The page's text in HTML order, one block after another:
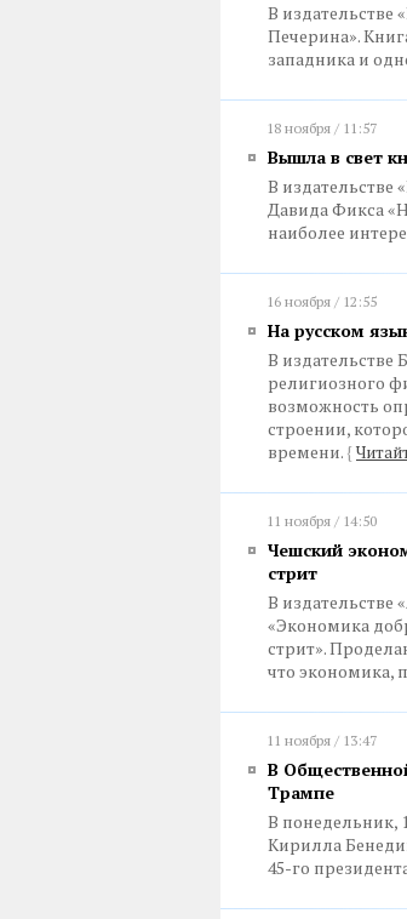
В издательстве
Печерина».
западника и
18 ноября / 11:57
Вышла в свет
В издательстве
Давида Фикса
наиболее
16 ноября / 12:55
На русском
В издательстве
религиозного
возможность
строении,
времени. {
11 ноября / 14:50
Чешский
стрит
В издательстве
«Экономика
стрит».
что экономика,
11 ноября / 13:47
В
Трампе
В понедельник,
Кирилла
45-го